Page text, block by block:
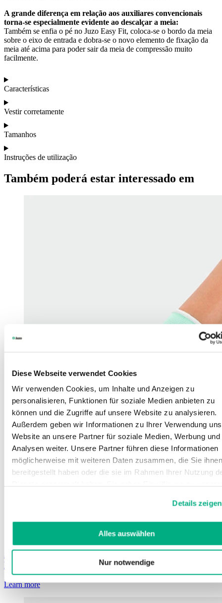
Diese Webseite verwendet Cookies
Wir verwenden Cookies, um Inhalte und Anzeigen zu
personalisieren, Funktionen für soziale Medien anbieten zu
können und die Zugriffe auf unsere Website zu analysieren.
Außerdem geben wir Informationen zu Ihrer Verwendung
Website an unsere Partner für soziale Medien, Werbung und
Analysen weiter. Unsere Partner führen diese Informationen
möglicherweise mit weiteren Daten zusammen, die Sie ihnen
bereitgestellt haben oder die sie im Rahmen Ihrer Nutzung
unsererDatenschutzerklärungundImpressum.
Details zeigen
Alles auswählen
Nur notwendige
A grande diferença em relação aos auxiliares convencionais
torna-se especialmente evidente ao descalçar a meia:
Também se enfia o pé no Juzo Easy Fit, coloca-se o bordo da meia
sobre o eixo de entrada e dobra-se o novo elemento de fixação da
meia até acima para poder sair da meia de compressão muito
facilmente.
Características
Vestir corretamente
Tamanhos
Instruções de utilização
Também poderá estar interessado em
Juzo Luva especial
Luva têxtil com revestimento antideslizante
Learn more